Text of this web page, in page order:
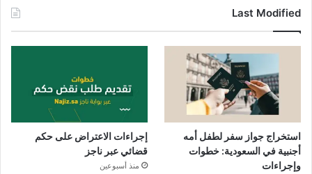
Last Modified
استخراج جواز سفر لطفل أمه
أجنبية في السعودية: خطوات
وإجراءات
إجراءات الاعتراض على حكم
قضائي عبر ناجز
منذ أسبوعين